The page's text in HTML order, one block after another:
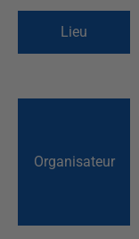
Lieu
Organisateur